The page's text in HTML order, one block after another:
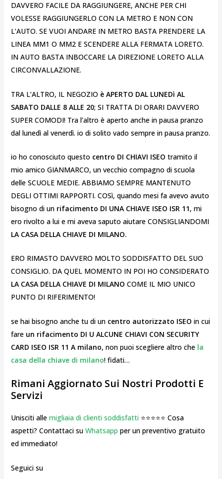
DAVVERO FACILE DA RAGGIUNGERE, ANCHE PER CHI
VOLESSE RAGGIUNGERLO CON LA METRO E NON CON
L’AUTO. SE VUOI ANDARE IN METRO BASTA PRENDERE LA
LINEA MM1 O MM2 E SCENDERE ALLA FERMATA LORETO.
IN AUTO BASTA INBOCCARE LA DIREZIONE LORETO ALLA
CIRCONVALLAZIONE.
TRA L’ALTRO, IL NEGOZIO è APERTO DAL LUNEDì AL
SABATO DALLE 8 ALLE 20; SI TRATTA DI ORARI DAVVERO
SUPER COMODI! Tra l’altro è aperto anche in pausa pranzo
dal lunedì al venerdì. io di solito vado sempre in pausa pranzo.
io ho conosciuto questo centro DI CHIAVI ISEO tramito il
mio amico GIANMARCO, un vecchio compagno di scuola
delle SCUOLE MEDIE. ABBIAMO SEMPRE MANTENUTO
DEGLI OTTIMI RAPPORTI. COSì, quando mesi fa avevo avuto
bisogno di un rifacimento DI UNA CHIAVE ISEO ISR 11, mi
ero rivolto a lui e mi aveva saputo aiutare CONSIGLIANDOMI
LA CASA DELLA CHIAVE DI MILANO.
ERO RIMASTO DAVVERO MOLTO SODDISFATTO DEL SUO
CONSIGLIO. DA QUEL MOMENTO IN POI HO CONSIDERATO
LA CASA DELLA CHIAVE DI MILANO COME IL MIO UNICO
PUNTO DI RIFERIMENTO!
se hai bisogno anche tu di un centro autorizzato ISEO in cui
fare un rifacimento DI U ALCUNE CHIAVI CON SECURITY
CARD ISEO ISR 11 A milano, non puoi scegliere altro chela
casa della chiave di milano! fidati…
Rimani Aggiornato Sui Nostri Prodotti E
Servizi
Unisciti alle migliaia di clienti soddisfatti⭐⭐⭐⭐⭐ Cosa
aspetti? Contattaci su Whatsapp per un preventivo gratuito
ed immediato!
Seguici su